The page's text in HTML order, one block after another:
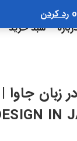
رد کردن
سبد خرید
IN